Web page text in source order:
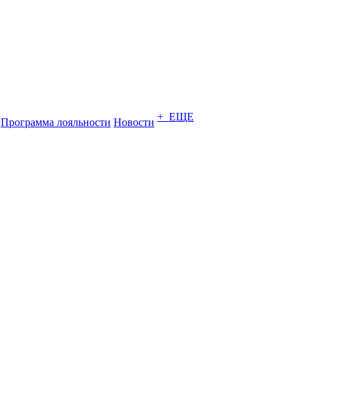
Программа лояльности Новости + ЕЩЕ